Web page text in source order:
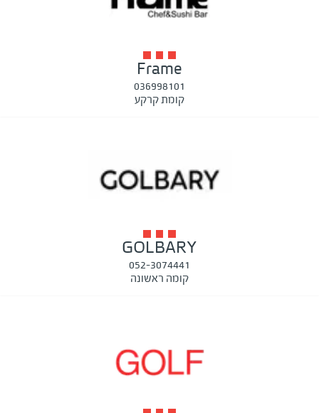
Frame
036998101
קומת קרקע
GOLBARY
052-3074441
קומה ראשונה